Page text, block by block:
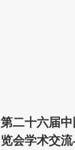
第二十六届
览会学术交